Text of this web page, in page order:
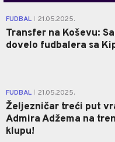
FUDBAL 21.05.2025.
Transfer na Koševu:
dovelo fudbalera sa
FUDBAL 21.05.2025.
Željezničar treći put
Admira Adžema na
klupu!